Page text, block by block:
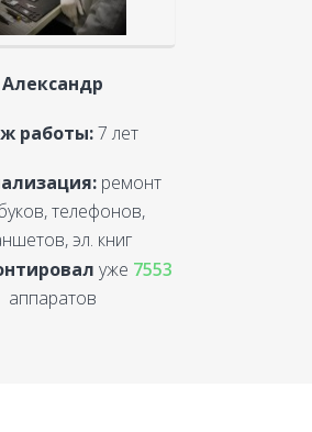
Александр
работы:7 лет
ремонт
телефонов,
эл. книг
уже 7553
аппаратов